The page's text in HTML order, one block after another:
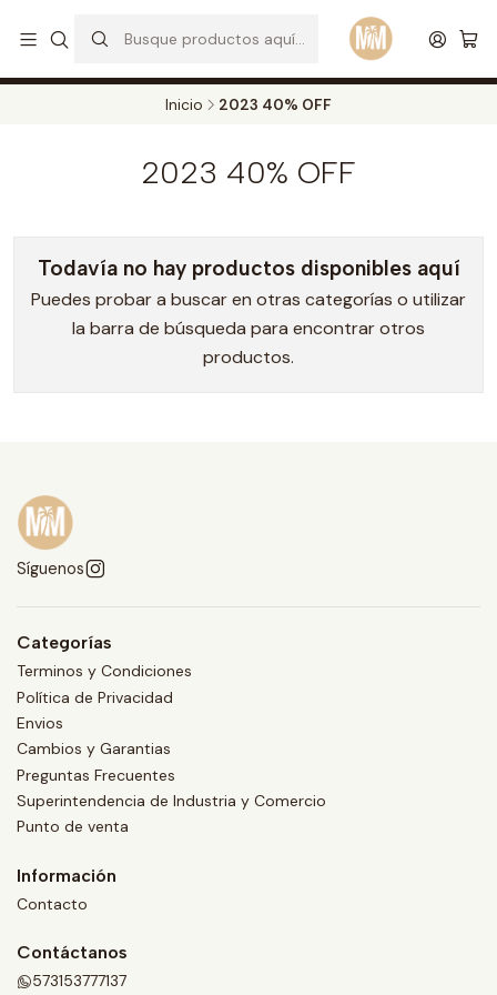
Envios a todo el pais. Opcion EXPRESS en Medellin y Bogota Leer más
Inicio 2023 40% OFF
2023 40% OFF
Todavía no hay productos disponibles aquí
Puedes probar a buscar en otras categorías o utilizar
la barra de búsqueda para encontrar otros
productos.
Síguenos
Categorías
Terminos y Condiciones
Política de Privacidad
Envios
Cambios y Garantias
Preguntas Frecuentes
Superintendencia de Industria y Comercio
Punto de venta
Información
Contacto
Contáctanos
573153777137